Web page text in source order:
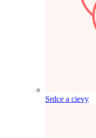
Srdce a cievy